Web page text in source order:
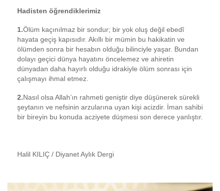
Hadisten öğrendiklerimiz
1.Ölüm kaçınılmaz bir sondur; bir yok oluş değil ebedî
hayata geçiş kapısıdır. Akıllı bir mümin bu hakikatin ve
ölümden sonra bir hesabın olduğu bilinciyle yaşar. Bundan
dolayı geçici dünya hayatını öncelemez ve ahiretin
dünyadan daha hayırlı olduğu idrakiyle ölüm sonrası için
çalışmayı ihmal etmez.
2.Nasıl olsa Allah’ın rahmeti geniştir diye düşünerek sürekli
şeytanın ve nefsinin arzularına uyan kişi acizdir. İman sahibi
bir bireyin bu konuda acziyete düşmesi son derece yanlıştır.
Halil KILIÇ / Diyanet Aylık Dergi